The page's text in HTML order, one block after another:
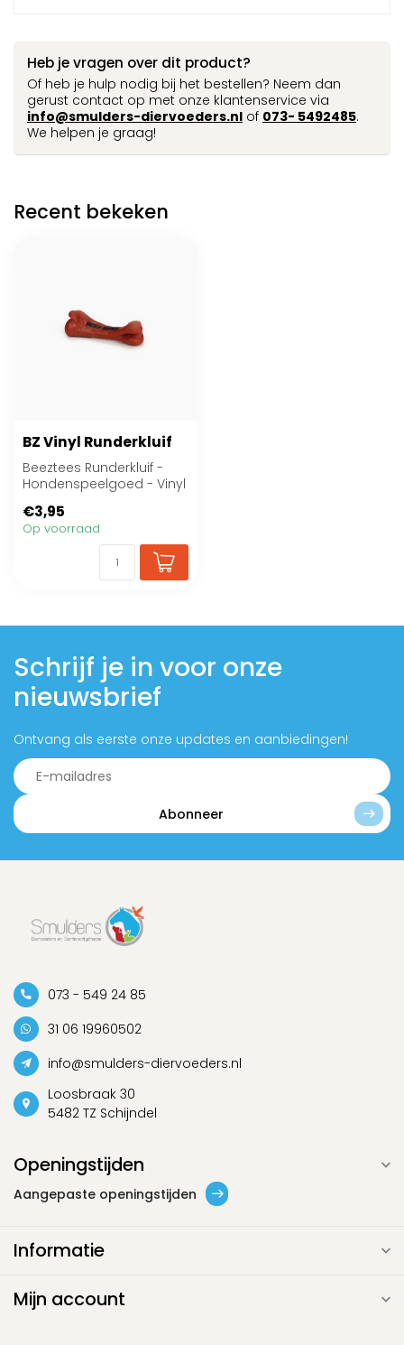
Heb je vragen over dit product?
Of heb je hulp nodig bij het bestellen? Neem dan
gerust contact op met onze klantenservice via
info@smulders-diervoeders.nl of 073- 5492485.
We helpen je graag!
Recent bekeken
BZ Vinyl Runderkluif
Beeztees Runderkluif -
Hondenspeelgoed - Vinyl
€3,95
Op voorraad
Schrijf je in voor onze
nieuwsbrief
Ontvang als eerste onze updates en aanbiedingen!
Abonneer
073 - 549 24 85
31 06 19960502
info@smulders-diervoeders.nl
Loosbraak 30
5482 TZ Schijndel
Openingstijden
Aangepaste openingstijden
Informatie
Mijn account